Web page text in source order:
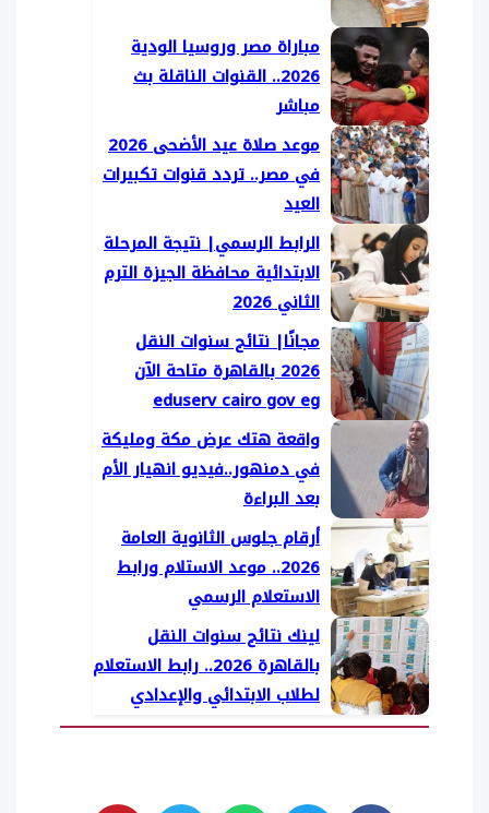
مباراة مصر وروسيا الودية
2026.. القنوات الناقلة بث
مباشر
موعد صلاة عيد الأضحى 2026
في مصر.. تردد قنوات تكبيرات
العيد
الرابط الرسمي| نتيجة المرحلة
الابتدائية محافظة الجيزة الترم
الثاني 2026
مجانًا| نتائج سنوات النقل
2026 بالقاهرة متاحة الآن
eduserv cairo gov eg
واقعة هتك عرض مكة ومليكة
في دمنهور..فيديو انهيار الأم
بعد البراءة
أرقام جلوس الثانوية العامة
2026.. موعد الاستلام ورابط
الاستعلام الرسمي
لينك نتائج سنوات النقل
بالقاهرة 2026.. رابط الاستعلام
لطلاب الابتدائي والإعدادي